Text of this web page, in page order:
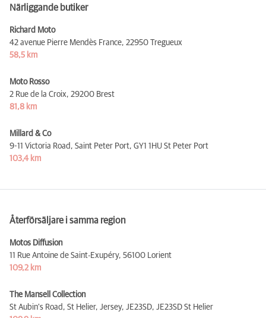
Närliggande butiker
Richard Moto
42 avenue Pierre Mendès France, 22950 Tregueux
58,5 km
Moto Rosso
2 Rue de la Croix, 29200 Brest
81,8 km
Millard & Co
9-11 Victoria Road, Saint Peter Port, GY1 1HU St Peter Port
103,4 km
Återförsäljare i samma region
Motos Diffusion
11 Rue Antoine de Saint-Exupéry, 56100 Lorient
109,2 km
The Mansell Collection
St Aubin's Road, St Helier, Jersey, JE23SD, JE23SD St Helier